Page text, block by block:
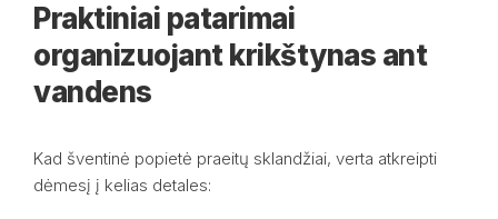
Praktiniai patarimai
organizuojant krikštynas ant
vandens
Kad šventinė popietė praeitų sklandžiai, verta atkreipti
dėmesį į kelias detales: